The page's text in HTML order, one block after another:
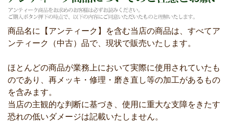
商品名に【アンティーク】を含む当店の商品は、すべてア
ンティーク（中古）品で、現状で販売いたします。
ほとんどの商品が業務上において実際に使用されていたも
のであり、再メッキ・修理・磨き直し等の加工があるもの
を含みます。
当店の主観的な判断に基づき、使用に重大な支障をきたす
恐れの低いダメージは記載いたしません。